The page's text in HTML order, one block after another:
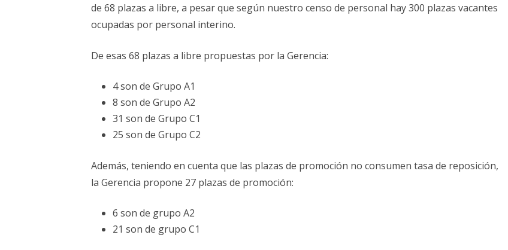
de 68 plazas a libre, a pesar que según nuestro censo de personal hay 300 plazas vacantes
ocupadas por personal interino.
De esas 68 plazas a libre propuestas por la Gerencia:
4 son de Grupo A1
8 son de Grupo A2
31 son de Grupo C1
25 son de Grupo C2
Además, teniendo en cuenta que las plazas de promoción no consumen tasa de reposición,
la Gerencia propone 27 plazas de promoción:
6 son de grupo A2
21 son de grupo C1